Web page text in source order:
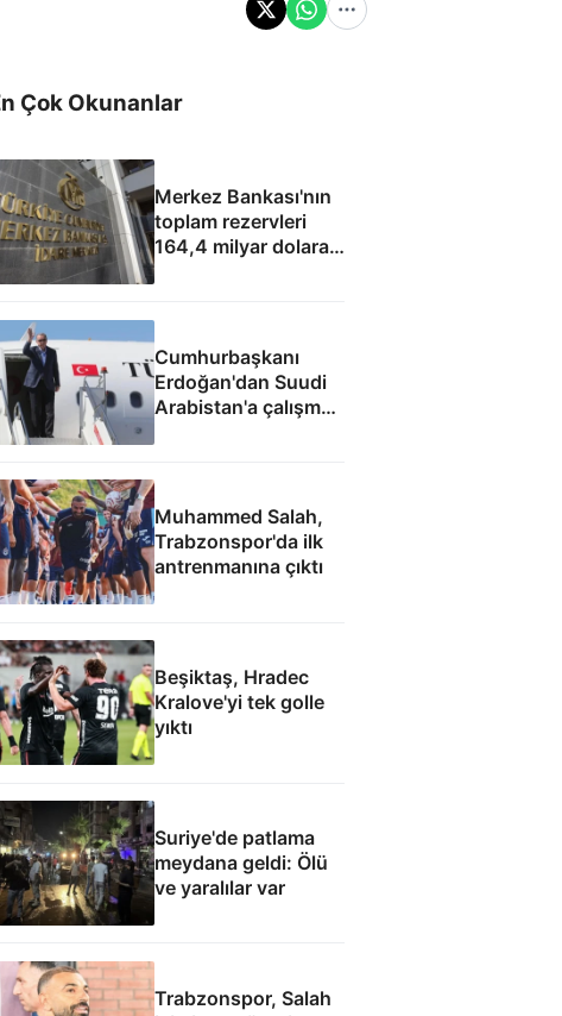
Çok Okunanlar
Merkez Bankası'nın
toplam rezervleri
164,4 milyar dolara
yükseldi
Cumhurbaşkanı
Erdoğan'dan Suudi
Arabistan'a çalışma
Muhammed Salah,
Trabzonspor'da ilk
antrenmanına çıktı
Beşiktaş, Hradec
Kralove'yi tek golle
yıktı
Suriye'de patlama
meydana geldi: Ölü
ve yaralılar var
Trabzonspor, Salah